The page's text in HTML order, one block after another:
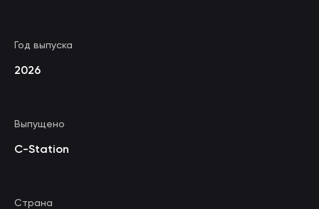
Год выпуска
2026
Выпущено
C-Station
Страна